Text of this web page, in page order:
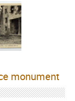
monument